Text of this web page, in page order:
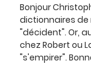
Bonjour
dictionnaires de
"décident". Or,
chez Robert ou
"s'empirer".